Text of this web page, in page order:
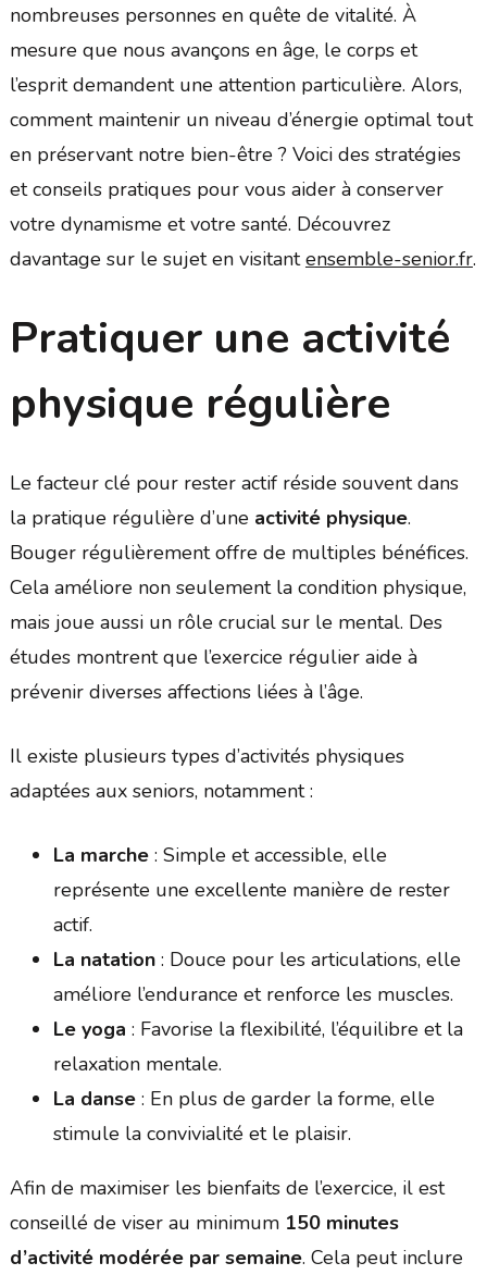
nombreuses personnes en quête de vitalité. À
mesure que nous avançons en âge, le corps et
l’esprit demandent une attention particulière. Alors,
comment maintenir un niveau d’énergie optimal tout
en préservant notre bien-être ? Voici des stratégies
et conseils pratiques pour vous aider à conserver
votre dynamisme et votre santé. Découvrez
davantage sur le sujet en visitantensemble-senior.fr.
Pratiquer une activité
physique régulière
Le facteur clé pour rester actif réside souvent dans
la pratique régulière d’une activité physique.
Bouger régulièrement offre de multiples bénéfices.
Cela améliore non seulement la condition physique,
mais joue aussi un rôle crucial sur le mental. Des
études montrent que l’exercice régulier aide à
prévenir diverses affections liées à l’âge.
Il existe plusieurs types d’activités physiques
adaptées aux seniors, notamment :
La marche: Simple et accessible, elle
représente une excellente manière de rester
actif.
La natation: Douce pour les articulations, elle
améliore l’endurance et renforce les muscles.
Le yoga : Favorise la flexibilité, l’équilibre et la
relaxation mentale.
La danse: En plus de garder la forme, elle
stimule la convivialité et le plaisir.
Afin de maximiser les bienfaits de l’exercice, il est
conseillé de viser au minimum 150 minutes
d’activité modérée par semaine. Cela peut inclure